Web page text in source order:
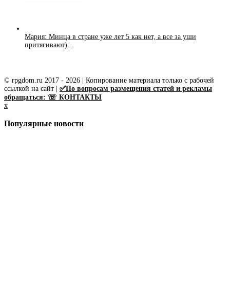
Мария: Минца в стране уже лет 5 как нет, а все за уши
притягивают)...
© rpgdom.ru 2017 - 2026 | Копирование материала только с рабочей
ссылкой на сайт | ✅По вопросам размещения статей и рекламы
обращаться: ☏ КОНТАКТЫ
x
Популярные новости